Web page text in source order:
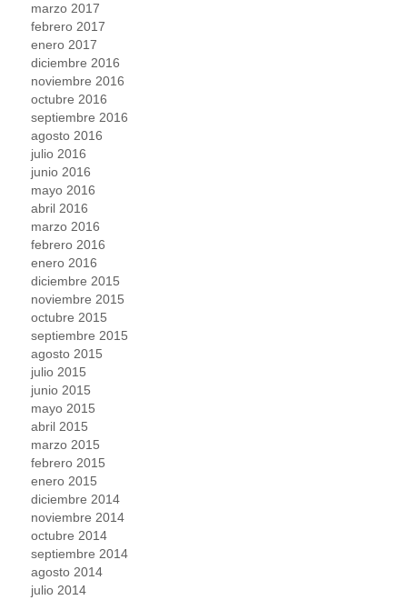
marzo 2017
febrero 2017
enero 2017
diciembre 2016
noviembre 2016
octubre 2016
septiembre 2016
agosto 2016
julio 2016
junio 2016
mayo 2016
abril 2016
marzo 2016
febrero 2016
enero 2016
diciembre 2015
noviembre 2015
octubre 2015
septiembre 2015
agosto 2015
julio 2015
junio 2015
mayo 2015
abril 2015
marzo 2015
febrero 2015
enero 2015
diciembre 2014
noviembre 2014
octubre 2014
septiembre 2014
agosto 2014
julio 2014